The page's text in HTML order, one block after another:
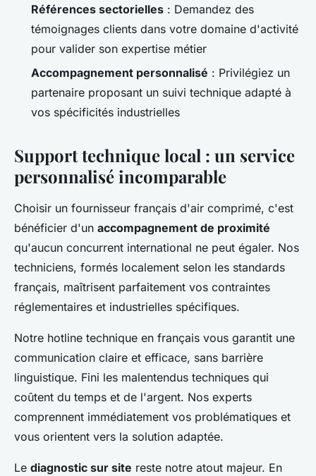
Références sectorielles : Demandez des
témoignages clients dans votre domaine d'activité
pour valider son expertise métier
Accompagnement personnalisé : Privilégiez un
partenaire proposant un suivi technique adapté à
vos spécificités industrielles
Support technique local : un service
personnalisé incomparable
Choisir un fournisseur français d'air comprimé, c'est
bénéficier d'un accompagnement de proximité
qu'aucun concurrent international ne peut égaler. Nos
techniciens, formés localement selon les standards
français, maîtrisent parfaitement vos contraintes
réglementaires et industrielles spécifiques.
Notre hotline technique en français vous garantit une
communication claire et efficace, sans barrière
linguistique. Fini les malentendus techniques qui
coûtent du temps et de l'argent. Nos experts
comprennent immédiatement vos problématiques et
vous orientent vers la solution adaptée.
Le diagnostic sur site reste notre atout majeur. En